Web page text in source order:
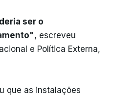
ser o
, escreveu
e Política Externa,
que as instalações